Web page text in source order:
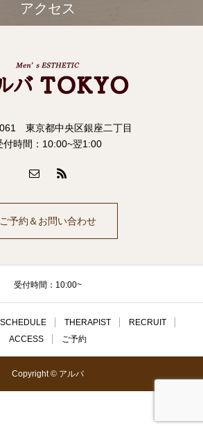
アクセス
東京都中央区銀座二丁目
付時間：10:00~翌1:00
ご予約＆お問い合わせ
受付時間：10:00~
SCHEDULE THERAPIST
RECRUIT
ACCESS
ご予約
Copyright © アルバ
お問い合わせ